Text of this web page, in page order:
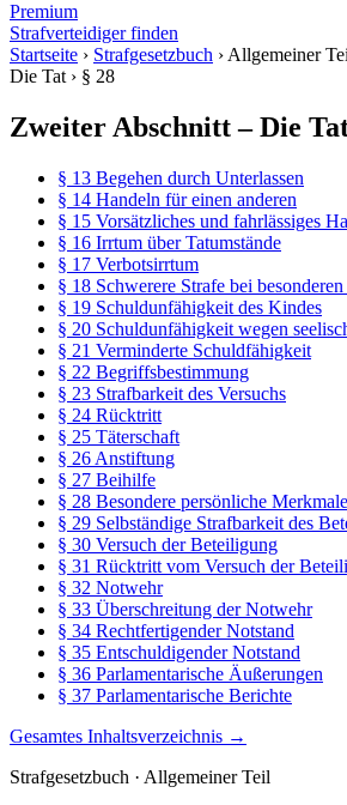
Premium
Strafverteidiger finden
Startseite › Strafgesetzbuch › Allgemeiner
Die Tat › § 28
Zweiter Abschnitt – Die
§ 13 Begehen durch Unterlassen
§ 14 Handeln für einen anderen
§ 15 Vorsätzliches und fahrlässiges
§ 16 Irrtum über Tatumstände
§ 17 Verbotsirrtum
§ 18 Schwerere Strafe bei
§ 19 Schuldunfähigkeit des Kindes
§ 20 Schuldunfähigkeit wegen
§ 21 Verminderte Schuldfähigkeit
§ 22 Begriffsbestimmung
§ 23 Strafbarkeit des Versuchs
§ 24 Rücktritt
§ 25 Täterschaft
§ 26 Anstiftung
§ 27 Beihilfe
§ 28 Besondere persönliche Merkmale
§ 29 Selbständige Strafbarkeit des
§ 30 Versuch der Beteiligung
§ 31 Rücktritt vom Versuch der
§ 32 Notwehr
§ 33 Überschreitung der Notwehr
§ 34 Rechtfertigender Notstand
§ 35 Entschuldigender Notstand
§ 36 Parlamentarische Äußerungen
§ 37 Parlamentarische Berichte
Gesamtes Inhaltsverzeichnis →
Strafgesetzbuch · Allgemeiner Teil